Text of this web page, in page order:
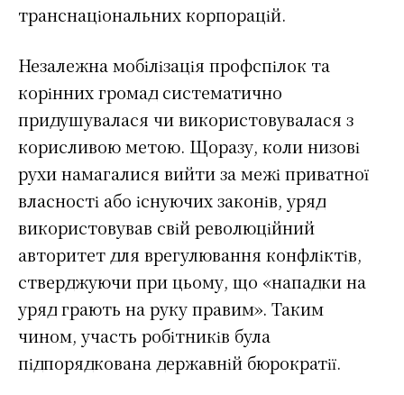
транснаціональних корпорацій.
Незалежна мобілізація профспілок та
корінних громад систематично
придушувалася чи використовувалася з
корисливою метою. Щоразу, коли низові
рухи намагалися вийти за межі приватної
власності або існуючих законів, уряд
використовував свій революційний
авторитет для врегулювання конфліктів,
стверджуючи при цьому, що «нападки на
уряд грають на руку правим». Таким
чином, участь робітників була
підпорядкована державній бюрократії.